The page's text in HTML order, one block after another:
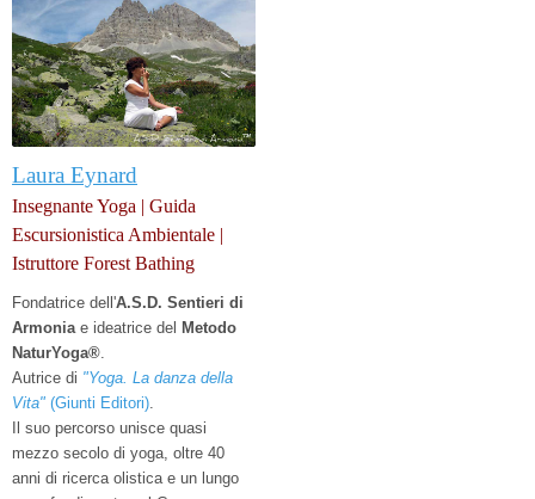
Laura Eynard
Insegnante Yoga | Guida
Escursionistica Ambientale |
Istruttore Forest Bathing
Fondatrice dell'A.S.D. Sentieri di
Armonia e ideatrice del Metodo
NaturYoga®
Autrice di "Yoga. La danza della
Vita" (Giunti Editori)
Il suo percorso unisce quasi
mezzo secolo di yoga, oltre 40
anni di ricerca olistica e un lungo